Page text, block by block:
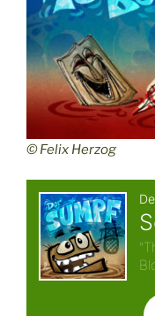
© Felix Herzog